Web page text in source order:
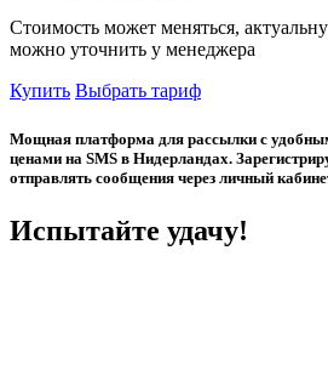
Стоимость может меняться,
можно уточнить у менеджера
Купить Выбрать тариф
Мощная платформа для рассылки с
ценами на SMS в Нидерландах.
отправлять сообщения через личный
Испытайте удачу!